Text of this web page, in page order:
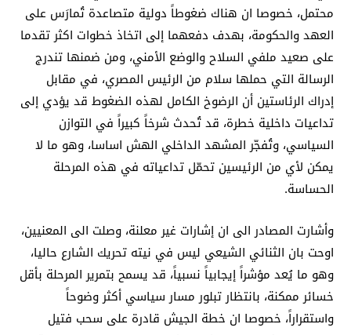
محتمل، خصوصا ان هناك ضغوطاً دولية متصاعدة تُمارَس على
العهد والحكومة، بهدف دفعهما إلى اتخاذ خطوات اكثر تقدما
على صعيد ملفي السلاح والوضع الأمني، ومن ضمنها تندرج
الرسالة التي حملها سلام من الرئيس المصري، في مقابل
إدراك الرئاستين أن الرضوخ الكامل لهذه الضغوط قد يؤدي إلى
تداعيات داخلية خطرة، قد تُحدث شرخاً كبيراً في التوازن
السياسي، وتُفجّر المشهد الداخلي الهش اساسا، وهو ما لا
يمكن لأي من الرئيسين تحمّل تداعياته في هذه المرحلة
الحساسة.
وأشارت المصادر الى ان إشارات غير معلنة، وصلت الى المعنيين،
اوحت بان الثنائي الشيعي ليس في نيته تحريك الشارع حاليا،
وهو ما يُعد مؤشراً إيجابياً نسبياً، قد يسمح بتمرير المرحلة بأقل
خسائر ممكنة، بانتظار تبلور مسار سياسي أكثر وضوحاً
واستقراراً، خصوصا ان خطة الجيش قادرة على سحب فتيل